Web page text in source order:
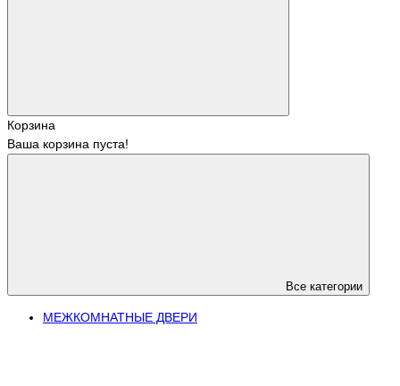
Корзина
Ваша корзина пуста!
Все категории
МЕЖКОМНАТНЫЕ ДВЕРИ